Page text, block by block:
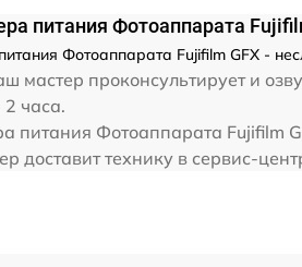
питания Фотоаппарата
Фотоаппарата Fujifilm GFX -
мастер проконсультирует и
часа.
питания Фотоаппарата Fujifilm
доставит технику в сервис-